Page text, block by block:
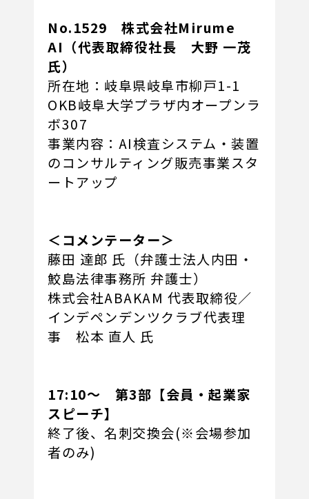
No.1529 株式会社Mirume
AI（代表取締役社長 大野 一茂
氏）
所在地：岐阜県岐阜市柳戸1-1
OKB岐阜大学プラザ内オープンラ
ボ307
事業内容：AI検査システム・装置
のコンサルティング販売事業スタ
ートアップ
＜コメンテーター＞
藤田 達郎 氏（弁護士法人内田・
鮫島法律事務所 弁護士）
株式会社ABAKAM 代表取締役／
インデペンデンツクラブ代表理
事 松本 直人 氏
17:10～ 第3部【会員・起業家
スピーチ】
終了後、名刺交換会(※会場参加
者のみ)